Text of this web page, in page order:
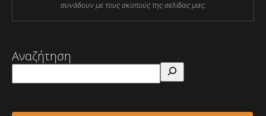
συνάδουν με τους σκοπούς της σελίδας μας.
Αναζήτηση